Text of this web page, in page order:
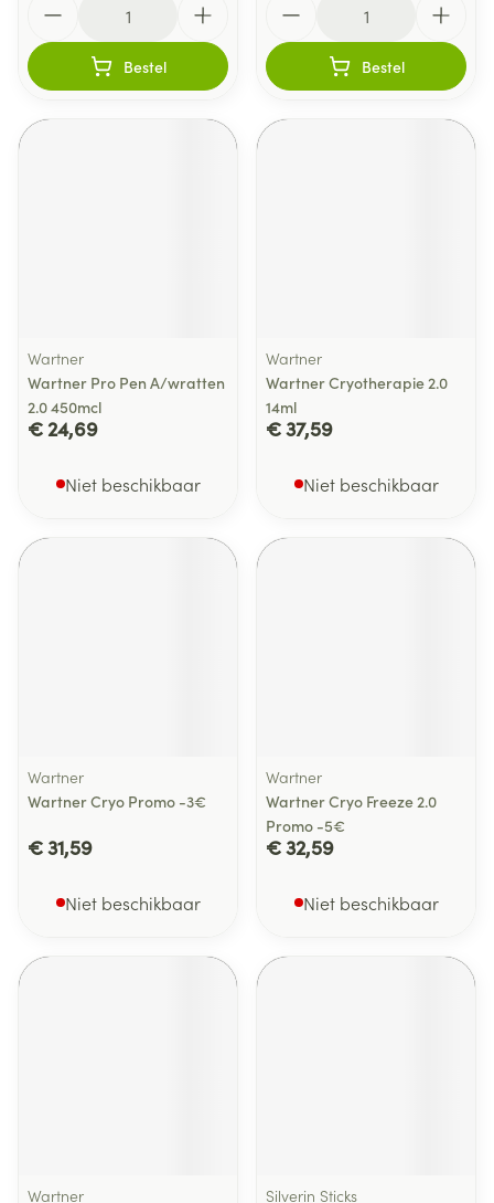
Bestel Bestel
Wartner
Wartner Pro Pen A/wratten
2.0 450mcl
€ 24,69
Niet beschikbaar
Wartner
Wartner Cryotherapie 2.0
14ml
€ 37,59
Niet beschikbaar
Wartner
Wartner Cryo Promo -3€
€ 31,59
Niet beschikbaar
Wartner
Wartner Cryo Freeze 2.0
Promo -5€
€ 32,59
Niet beschikbaar
Wartner
Silverin Sticks